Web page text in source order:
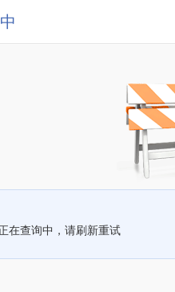
在查询中，请刷新重试